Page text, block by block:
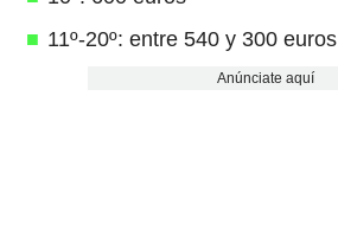
11º-20º: entre 540 y 300 euros
Anúnciate aquí